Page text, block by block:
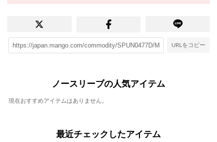
URLをコピー
ノースリーブの人気アイテム
現在おすすめアイテムはありません。
最近チェックしたアイテム